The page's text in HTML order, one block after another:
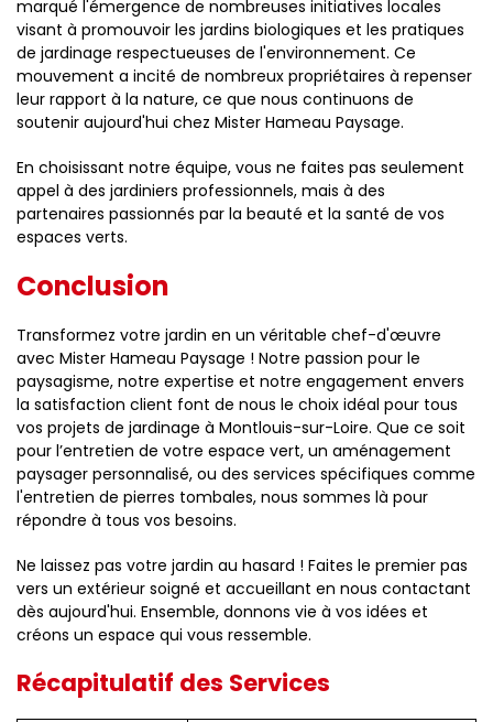
marqué l'émergence de nombreuses initiatives locales
visant à promouvoir les jardins biologiques et les pratiques
de jardinage respectueuses de l'environnement. Ce
mouvement a incité de nombreux propriétaires à repenser
leur rapport à la nature, ce que nous continuons de
soutenir aujourd'hui chez Mister Hameau Paysage.
En choisissant notre équipe, vous ne faites pas seulement
appel à des jardiniers professionnels, mais à des
partenaires passionnés par la beauté et la santé de vos
espaces verts.
Conclusion
Transformez votre jardin en un véritable chef-d'œuvre
avec Mister Hameau Paysage ! Notre passion pour le
paysagisme, notre expertise et notre engagement envers
la satisfaction client font de nous le choix idéal pour tous
vos projets de jardinage à Montlouis-sur-Loire. Que ce soit
pour l’entretien de votre espace vert, un aménagement
paysager personnalisé, ou des services spécifiques comme
l'entretien de pierres tombales, nous sommes là pour
répondre à tous vos besoins.
Ne laissez pas votre jardin au hasard ! Faites le premier pas
vers un extérieur soigné et accueillant en nous contactant
dès aujourd'hui. Ensemble, donnons vie à vos idées et
créons un espace qui vous ressemble.
Récapitulatif des Services